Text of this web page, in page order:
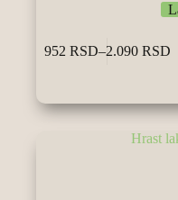
952 RSD–2.090 RSD
Raspon
952 RSD
2.090 RSD
производ
варијанти.
Опције